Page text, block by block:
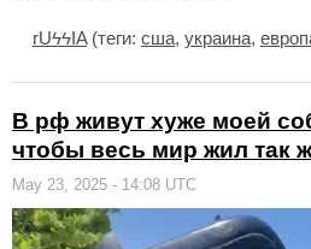
rUϟϟIA(теги: сша, украина,
В рф живут хуже моей
чтобы весь мир жил так
May 23, 2025 - 14:08 UTC